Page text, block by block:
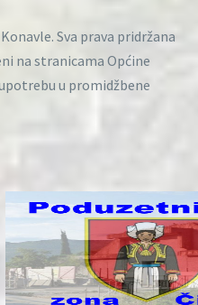
Sva prava pridržana
na stranicama Općine
u promidžbene